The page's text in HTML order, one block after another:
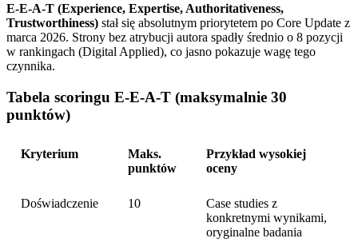
E-E-A-T (Experience, Expertise, Authoritativeness,
Trustworthiness) stał się absolutnym priorytetem po Core Update z
marca 2026. Strony bez atrybucji autora spadły średnio o 8 pozycji
w rankingach (Digital Applied), co jasno pokazuje wagę tego
czynnika.
Tabela scoringu E-E-A-T (maksymalnie 30
punktów)
Kryterium
Maks.
punktów
Przykład wysokiej
oceny
Doświadczenie 10
Case studies z
konkretnymi wynikami,
oryginalne badania